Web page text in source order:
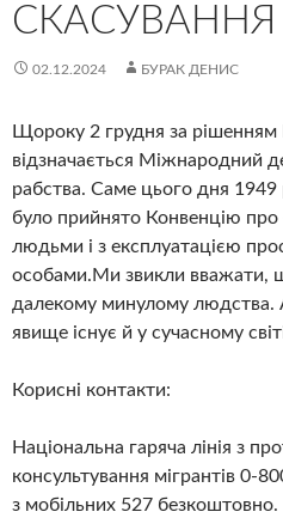
СКАСУВАННЯ
02.12.2024 БУРАК ДЕНИС
Щороку 2 грудня за
відзначається Міжнародний
рабства. Саме цього дня
було прийнято Конвенцію про
людьми і з експлуатацією
особами.Ми звикли вважати,
далекому минулому людства.
явище існує й у сучасному
Корисні контакти:
Національна гаряча лінія з
консультування мігрантів 0-
з мобільних 527 безкоштовно.